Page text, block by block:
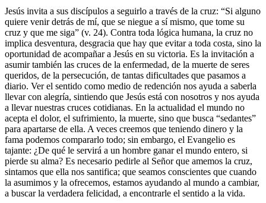
Jesús invita a sus discípulos a seguirlo a través de la cruz: “Si alguno
quiere venir detrás de mí, que se niegue a sí mismo, que tome su
cruz y que me siga” (v. 24). Contra toda lógica humana, la cruz no
implica desventura, desgracia que hay que evitar a toda costa, sino la
oportunidad de acompañar a Jesús en su victoria. Es la invitación a
asumir también las cruces de la enfermedad, de la muerte de seres
queridos, de la persecución, de tantas dificultades que pasamos a
diario. Ver el sentido como medio de redención nos ayuda a saberla
llevar con alegría, sintiendo que Jesús está con nosotros y nos ayuda
a llevar nuestras cruces cotidianas. En la actualidad el mundo no
acepta el dolor, el sufrimiento, la muerte, sino que busca “sedantes”
para apartarse de ella. A veces creemos que teniendo dinero y la
fama podemos compararlo todo; sin embargo, el Evangelio es
tajante: ¿De qué le servirá a un hombre ganar el mundo entero, si
pierde su alma? Es necesario pedirle al Señor que amemos la cruz,
sintamos que ella nos santifica; que seamos conscientes que cuando
la asumimos y la ofrecemos, estamos ayudando al mundo a cambiar,
a buscar la verdadera felicidad, a encontrarle el sentido a la vida.